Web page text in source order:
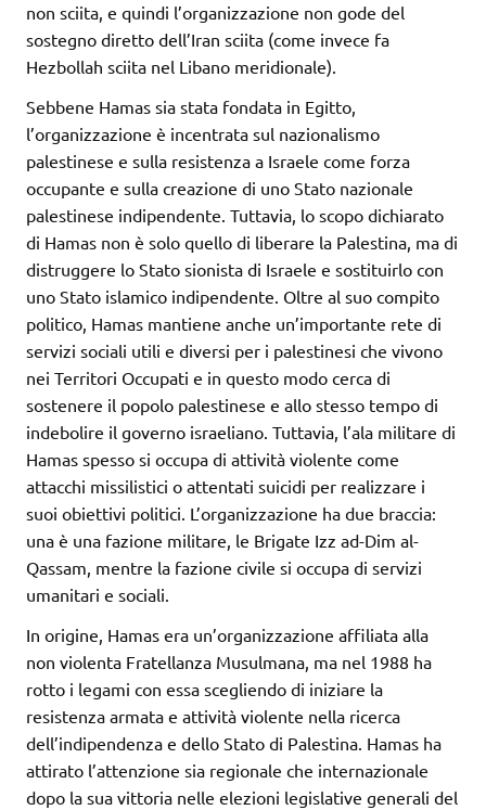
non sciita, e quindi l’organizzazione non gode del
sostegno diretto dell’Iran sciita (come invece fa
Hezbollah sciita nel Libano meridionale).
Sebbene Hamas sia stata fondata in Egitto,
l’organizzazione è incentrata sul nazionalismo
palestinese e sulla resistenza a Israele come forza
occupante e sulla creazione di uno Stato nazionale
palestinese indipendente. Tuttavia, lo scopo dichiarato
di Hamas non è solo quello di liberare la Palestina, ma di
distruggere lo Stato sionista di Israele e sostituirlo con
uno Stato islamico indipendente. Oltre al suo compito
politico, Hamas mantiene anche un’importante rete di
servizi sociali utili e diversi per i palestinesi che vivono
nei Territori Occupati e in questo modo cerca di
sostenere il popolo palestinese e allo stesso tempo di
indebolire il governo israeliano. Tuttavia, l’ala militare di
Hamas spesso si occupa di attività violente come
attacchi missilistici o attentati suicidi per realizzare i
suoi obiettivi politici. L’organizzazione ha due braccia:
una è una fazione militare, le Brigate Izz ad-Dim al-
Qassam, mentre la fazione civile si occupa di servizi
umanitari e sociali.
In origine, Hamas era un’organizzazione affiliata alla
non violenta Fratellanza Musulmana, ma nel 1988 ha
rotto i legami con essa scegliendo di iniziare la
resistenza armata e attività violente nella ricerca
dell’indipendenza e dello Stato di Palestina. Hamas ha
attirato l’attenzione sia regionale che internazionale
dopo la sua vittoria nelle elezioni legislative generali del